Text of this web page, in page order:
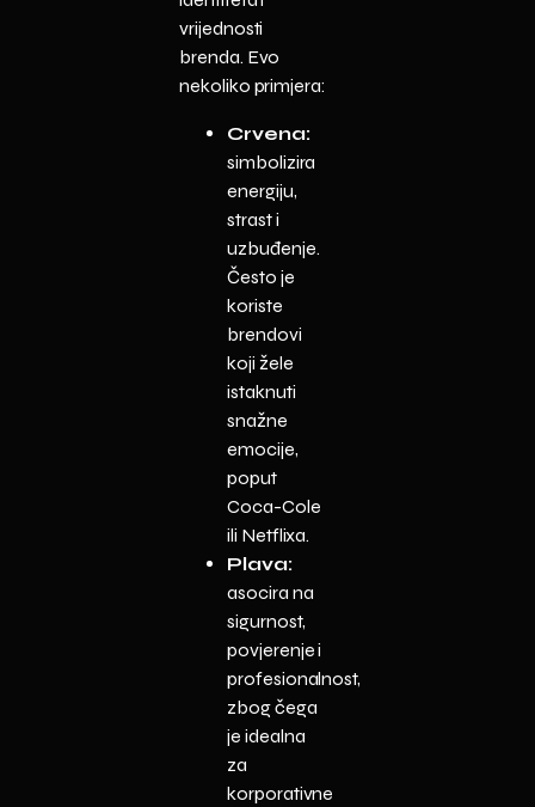
vrijednosti
brenda. Evo
nekoliko primjera:
Crvena:
simbolizira
energiju,
strast i
uzbuđenje.
Često je
koriste
brendovi
koji žele
istaknuti
snažne
emocije,
poput
Coca-Cole
ili Netflixa.
Plava:
asocira na
sigurnost,
povjerenje i
profesionalnost,
zbog čega
je idealna
za
korporativne